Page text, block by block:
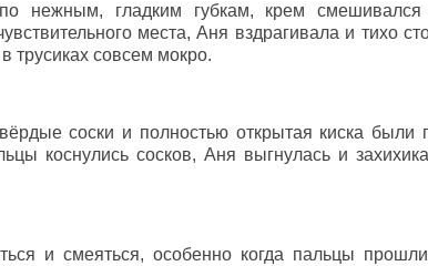
нежным, гладким губкам, крем
места, Аня вздрагивала и тихо
трусиках совсем мокро.
соски и полностью открытая киска были
коснулись сосков, Аня выгнулась и
и смеяться, особенно когда пальцы